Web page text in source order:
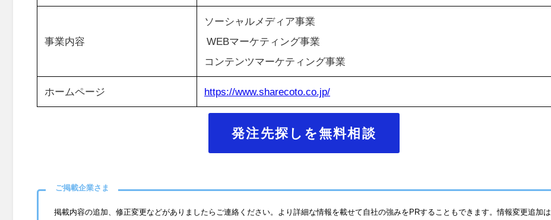
事業内容
ソーシャルメディア事業
WEBマーケティング事業
コンテンツマーケティング事業
ホームページ https://www.sharecoto.co.jp/
発注先探しを無料相談
ご掲載企業さま
掲載内容の追加、修正変更などがありましたらご連絡ください。より詳細な情報を載せて自社の強みをPRすることもできます。情報変更追加は